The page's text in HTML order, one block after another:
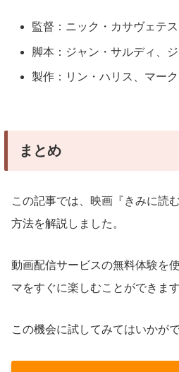
監督：ニック・カサヴェテス
脚本：ジャン・サルディ、
製作：リン・ハリス、マー
まとめ
この記事では、映画『きみに読
方法を解説しました。
動画配信サービスの無料体験を
マをすぐに楽しむことができます
この機会に試してみてはいかが